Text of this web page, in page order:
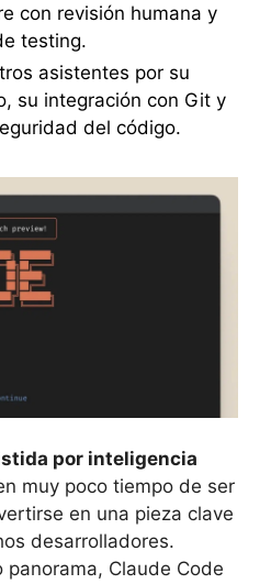
con revisión humana y
testing.
asistentes por su
su integración con Git y
del código.
por inteligencia
muy poco tiempo de ser
en una pieza clave
desarrolladores.
Claude Code